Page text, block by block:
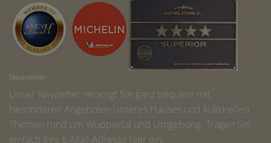
Newsletter
Unser Newletter versorgt Sie ganz bequem mit
besonderen Angeboten unseres Hauses und kulturellen
Themen rund um Wuppertal und Umgebung. Tragen Sie
einfach Ihre E-Mail-Adresse hier ein: